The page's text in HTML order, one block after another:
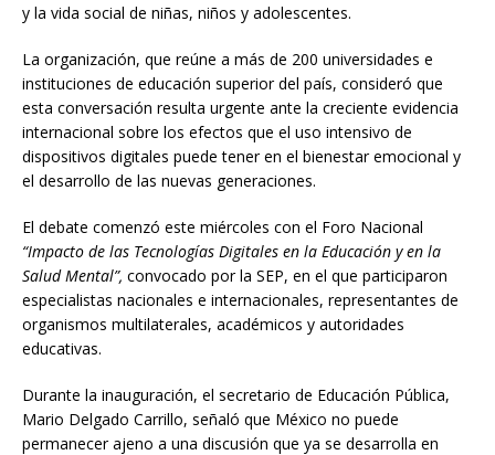
y la vida social de niñas, niños y adolescentes.
La organización, que reúne a más de 200 universidades e
instituciones de educación superior del país, consideró que
esta conversación resulta urgente ante la creciente evidencia
internacional sobre los efectos que el uso intensivo de
dispositivos digitales puede tener en el bienestar emocional y
el desarrollo de las nuevas generaciones.
El debate comenzó este miércoles con el Foro Nacional
“Impacto de las Tecnologías Digitales en la Educación y en la
Salud Mental”, convocado por la SEP, en el que participaron
especialistas nacionales e internacionales, representantes de
organismos multilaterales, académicos y autoridades
educativas.
Durante la inauguración, el secretario de Educación Pública,
Mario Delgado Carrillo, señaló que México no puede
permanecer ajeno a una discusión que ya se desarrolla en